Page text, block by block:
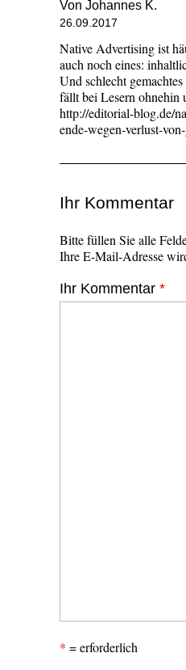
Von Johannes K.
26.09.2017
Native Advertising ist
auch noch eines:
Und schlecht
fällt bei Lesern ohnehin
http://editorial-blog.de/
ende-wegen-verlust-
Ihr Kommentar
Bitte füllen Sie alle
Ihre E-Mail-Adresse
Ihr Kommentar *
* = erforderlich